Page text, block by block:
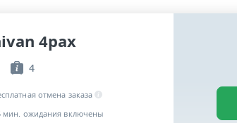
4pax
4
отмена заказа
мин. ожидания включены